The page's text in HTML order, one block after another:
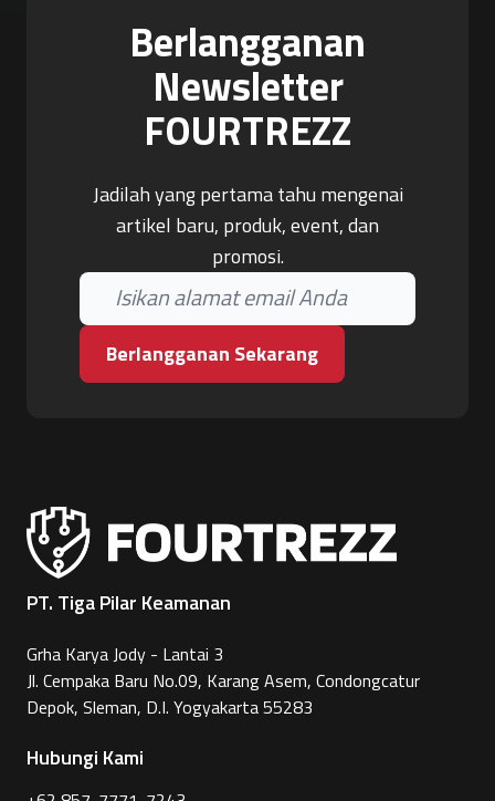
Berlangganan
Newsletter
FOURTREZZ
Jadilah yang pertama tahu mengenai
artikel baru, produk, event, dan
promosi.
Berlangganan Sekarang
PT. Tiga Pilar Keamanan
Grha Karya Jody - Lantai 3
Jl. Cempaka Baru No.09, Karang Asem, Condongcatur
Depok, Sleman, D.I. Yogyakarta 55283
Hubungi Kami